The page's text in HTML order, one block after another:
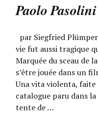
Paolo Pasolini
par Siegfried
vie fut aussi tragique
Marquée du sceau de
s’être jouée dans un
Una vita violenta,
catalogue paru dans
tente de …